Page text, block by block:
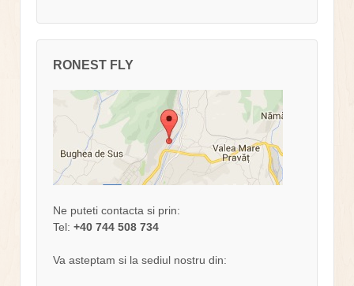
RONEST FLY
Ne puteti contacta si prin:
Tel: +40 744 508 734
Va asteptam si la sediul nostru din: